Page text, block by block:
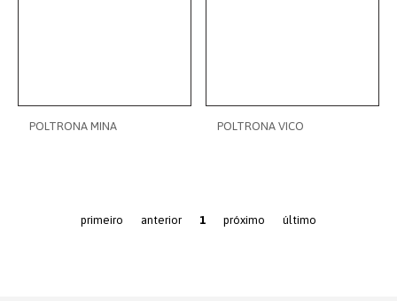
POLTRONA MINA POLTRONA VICO
primeiro anterior 1 próximo último